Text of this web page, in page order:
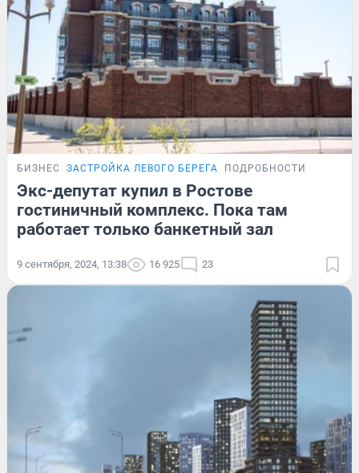
БИЗНЕС ЗАСТРОЙКА ЛЕВОГО БЕРЕГА ПОДРОБНОСТИ
Экс-депутат купил в Ростове
гостиничный комплекс. Пока там
работает только банкетный зал
9 сентября, 2024, 13:38 16 925 23